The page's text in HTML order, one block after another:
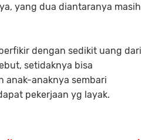
yang dua diantaranya masih
dengan sedikit uang dari
setidaknya bisa
anak-anaknya sembari
pekerjaan yg layak.